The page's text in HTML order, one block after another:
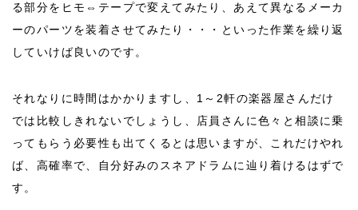
る部分をヒモ⇔テープで変えてみたり、あえて異なるメーカ
ーのパーツを装着させてみたり・・・といった作業を繰り返
していけば良いのです。
それなりに時間はかかりますし、1～2軒の楽器屋さんだけ
では比較しきれないでしょうし、店員さんに色々と相談に乗
ってもらう必要性も出てくるとは思いますが、これだけやれ
ば、高確率で、自分好みのスネアドラムに辿り着けるはずで
す。